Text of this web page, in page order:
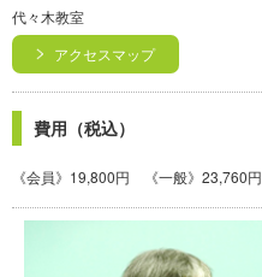
代々木教室
アクセスマップ
費用（税込）
《会員》19,800円 《一般》23,760円